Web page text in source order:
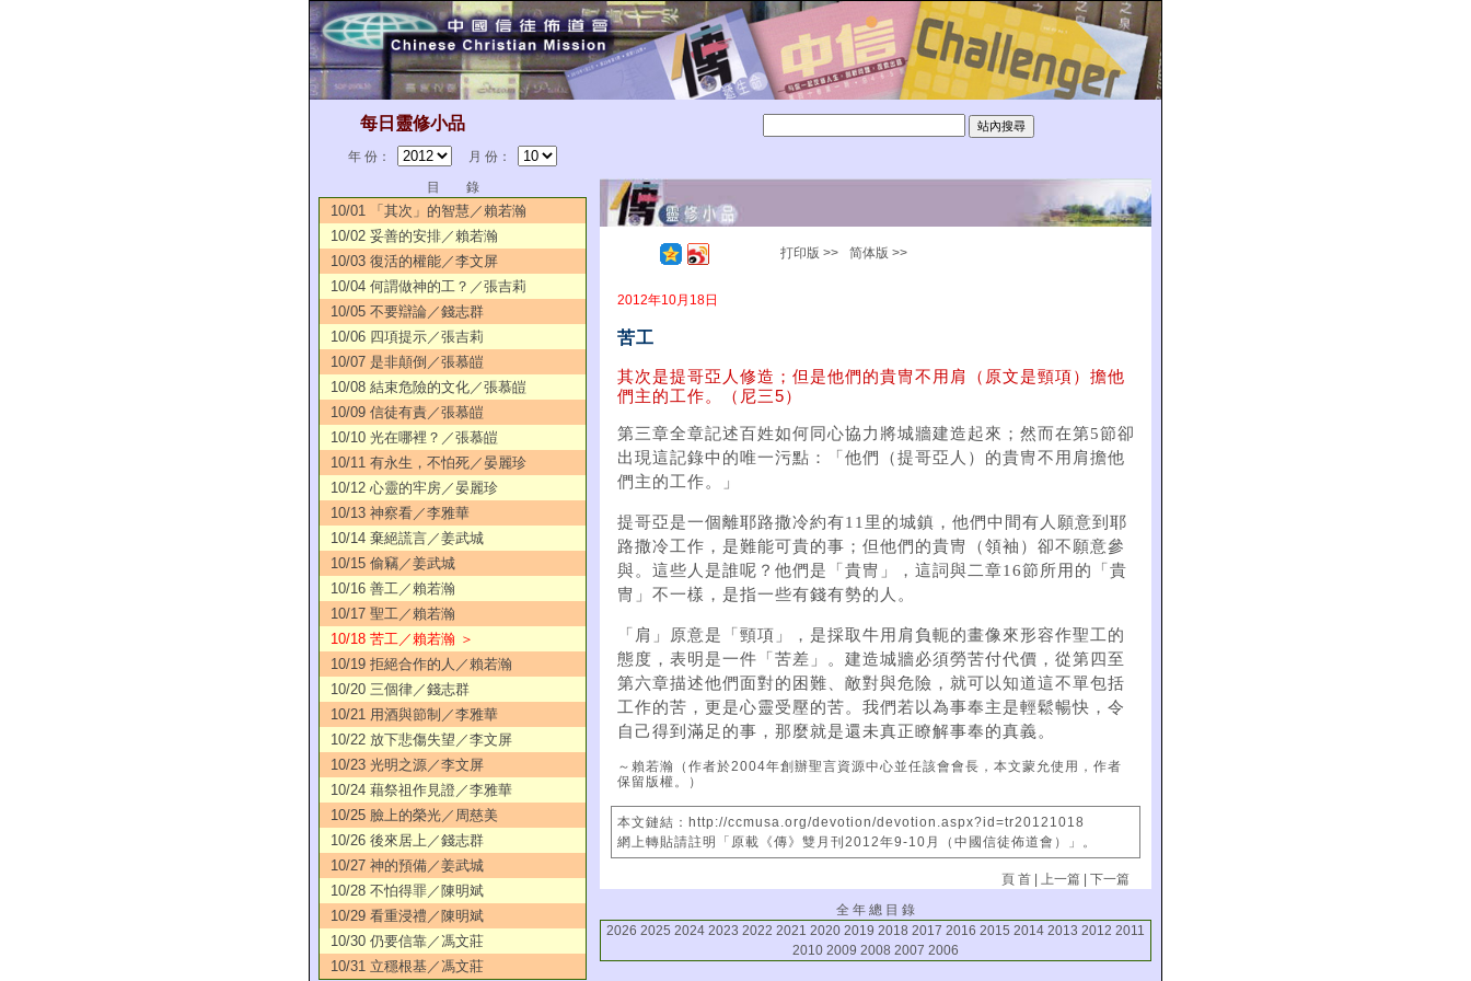
每日靈修小品
年 份：
月 份：
目 錄
10/01 「其次」的智慧／賴若瀚
10/02 妥善的安排／賴若瀚
10/03 復活的權能／李文屏
10/04 何謂做神的工？／張吉莉
10/05 不要辯論／錢志群
10/06 四項提示／張吉莉
10/07 是非顛倒／張慕皚
10/08 結束危險的文化／張慕皚
10/09 信徒有責／張慕皚
10/10 光在哪裡？／張慕皚
10/11 有永生，不怕死／晏麗珍
10/12 心靈的牢房／晏麗珍
10/13 神察看／李雅華
10/14 棄絕謊言／姜武城
10/15 偷竊／姜武城
10/16 善工／賴若瀚
10/17 聖工／賴若瀚
10/18 苦工／賴若瀚 ＞
10/19 拒絕合作的人／賴若瀚
10/20 三個律／錢志群
10/21 用酒與節制／李雅華
10/22 放下悲傷失望／李文屏
10/23 光明之源／李文屏
10/24 藉祭祖作見證／李雅華
10/25 臉上的榮光／周慈美
10/26 後來居上／錢志群
10/27 神的預備／姜武城
10/28 不怕得罪／陳明斌
10/29 看重浸禮／陳明斌
10/30 仍要信靠／馮文莊
10/31 立穩根基／馮文莊
打印版 >> 简体版 >>
2012年10月18日
苦工
其次是提哥亞人修造；但是他們的貴冑不用肩（原文是頸項）擔他
們主的工作。（尼三5）
第三章全章記述百姓如何同心協力將城牆建造起來；然而在第5節卻
出現這記錄中的唯一污點：「他們（提哥亞人）的貴冑不用肩擔他
們主的工作。」
提哥亞是一個離耶路撒冷約有11里的城鎮，他們中間有人願意到耶
路撒冷工作，是難能可貴的事；但他們的貴冑（領袖）卻不願意參
與。這些人是誰呢？他們是「貴冑」，這詞與二章16節所用的「貴
冑」不一樣，是指一些有錢有勢的人。
「肩」原意是「頸項」，是採取牛用肩負軛的畫像來形容作聖工的
態度，表明是一件「苦差」。建造城牆必須勞苦付代價，從第四至
第六章描述他們面對的困難、敵對與危險，就可以知道這不單包括
工作的苦，更是心靈受壓的苦。我們若以為事奉主是輕鬆暢快，令
自己得到滿足的事，那麼就是還未真正瞭解事奉的真義。
～賴若瀚（作者於2004年創辦聖言資源中心並任該會會長，本文蒙允使用，作者
保留版權。）
本文鏈結：http://ccmusa.org/devotion/devotion.aspx?id=tr20121018
網上轉貼請註明「原載《傳》雙月刊2012年9-10月（中國信徒佈道會）」。
頁 首 |上一篇 |下一篇
全 年 總 目 錄
2026 2025 2024 2023 2022 2021 2020 2019 2018 2017 2016 2015 2014 2013 2012 2011
2010 2009 2008 2007 2006